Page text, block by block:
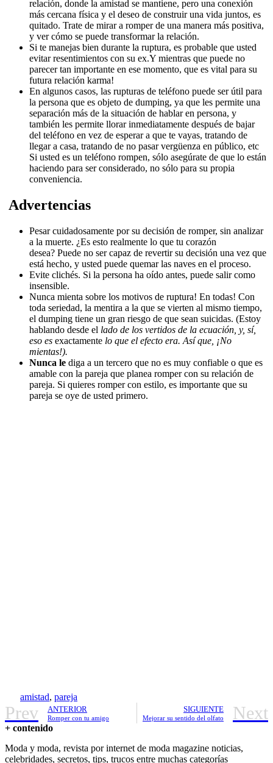
relación, donde la amistad se mantiene, pero una conexión
más cercana física y el deseo de construir una vida juntos, es
quitado. Trate de mirar a romper de una manera más positiva,
y ver cómo se puede transformar la relación.
Si te manejas bien durante la ruptura, es probable que usted
evitar resentimientos con su ex.Y mientras que puede no
parecer tan importante en ese momento, que es vital para su
futura relación karma!
En algunos casos, las rupturas de teléfono puede ser útil para
la persona que es objeto de dumping, ya que les permite una
separación más de la situación de hablar en persona, y
también les permite llorar inmediatamente después de bajar
del teléfono en vez de esperar a que te vayas, tratando de
llegar a casa, tratando de no pasar vergüenza en público, etc
Si usted es un teléfono rompen, sólo asegúrate de que lo están
haciendo para ser considerado, no sólo para su propia
conveniencia.
Advertencias
Pesar cuidadosamente por su decisión de romper, sin analizar
a la muerte. ¿Es esto realmente lo que tu corazón
desea? Puede no ser capaz de revertir su decisión una vez que
está hecho, y usted puede quemar las naves en el proceso.
Evite clichés. Si la persona ha oído antes, puede salir como
insensible.
Nunca mienta sobre los motivos de ruptura! En todas! Con
toda seriedad, la mentira a la que se vierten al mismo tiempo,
el dumping tiene un gran riesgo de que sean suicidas. (Estoy
hablando desde el lado de los vertidos de la ecuación, y, sí,
eso es exactamente lo que el efecto era. Así que, ¡No
mientas!).
Nunca le diga a un tercero que no es muy confiable o que es
amable con la pareja que planea romper con su relación de
pareja. Si quieres romper con estilo, es importante que su
pareja se oye de usted primero.
amistad, pareja
Prev ANTERIOR
Romper con tu amigo
SIGUIENTE
Mejorar su sentido del olfato Next
+ contenido
Moda y moda, revista por internet de moda magazine noticias,
celebridades, secretos, tips, trucos entre muchas categorías